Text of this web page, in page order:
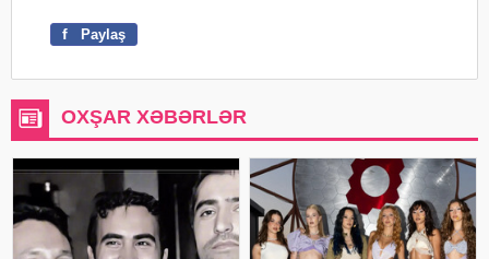
f Paylaş
OXŞAR XƏBƏRLƏR